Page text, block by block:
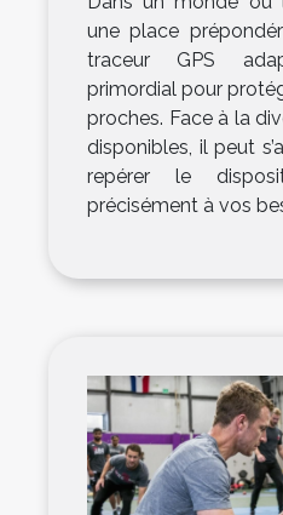
une place
traceur GPS
primordial pour
proches. Face à la
disponibles, il peut
repérer le
précisément à vos